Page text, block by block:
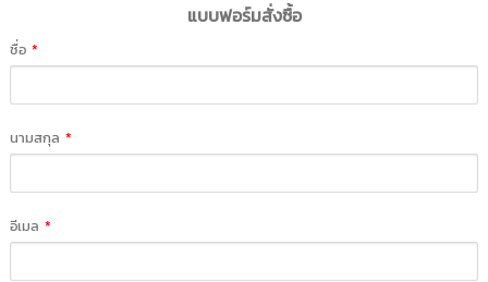
แบบฟอร์มสั่งซื้อ
ชื่อ*
นามสกุล*
อีเมล*